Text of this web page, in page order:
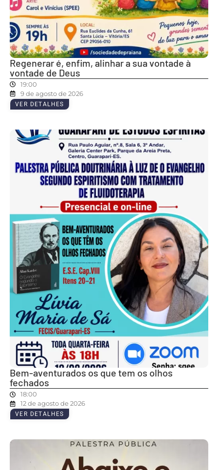
Regenerar é, enfim, alinhar a sua vontade à
vontade de Deus
19:00
9 de agosto de 2026
VER DETALHES
Bem-aventurados os que tem os olhos
fechados
18:00
12 de agosto de 2026
VER DETALHES